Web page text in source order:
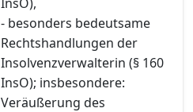
- besonders bedeutsame
Rechtshandlungen der
Insolvenzverwalterin (§ 160
InsO); insbesondere:
Veräußerung des